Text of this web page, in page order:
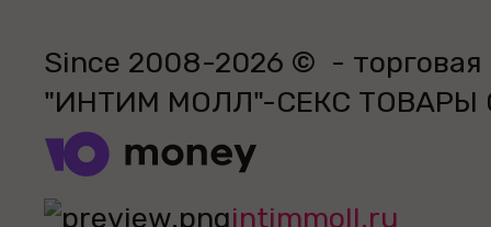
Since 2008-2026 © - торговая
"ИНТИМ МОЛЛ"-СЕКС
intimmoll.ru